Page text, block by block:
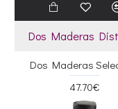
Dos Maderas
Dos Maderas
47.70€